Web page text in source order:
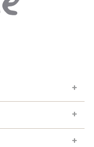
+
+
+